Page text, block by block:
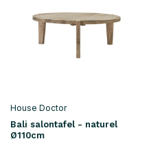
House Doctor
Bali salontafel - naturel
Ø110cm